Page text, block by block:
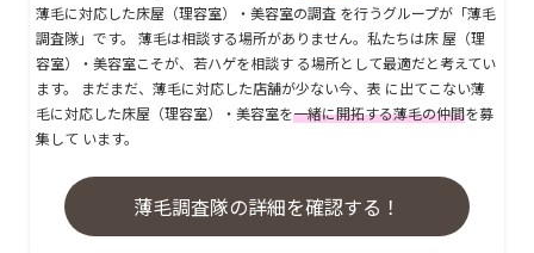
薄毛に対応した床屋（理容室）・美容室の調査 を行うグループが「薄毛
調査隊」です。 薄毛は相談する場所がありません。私たちは床 屋（理
容室）・美容室こそが、若ハゲを相談す る場所として最適だと考えてい
ます。 まだまだ、薄毛に対応した店舗が少ない今、表 に出てこない薄
毛に対応した床屋（理容室）・美容室を一緒に開拓する薄毛の仲間を募
集して います。
薄毛調査隊の詳細を確認する！